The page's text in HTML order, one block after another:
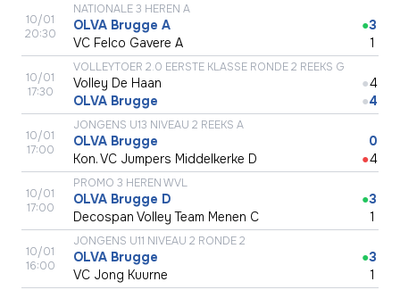
10/01
20:30
NATIONALE 3 HEREN A
OLVA Brugge A
VC Felco Gavere A
●3
1
10/01
17:30
VOLLEYTOER 2.0 EERSTE KLASSE RONDE 2 REEKS G
Volley De Haan
OLVA Brugge
●
●
4
4
10/01
17:00
JONGENS U13 NIVEAU 2 REEKS A
OLVA Brugge
Kon. VC Jumpers Middelkerke D
●
0
4
10/01
17:00
PROMO 3 HEREN WVL
OLVA Brugge D
Decospan Volley Team Menen C
●3
1
10/01
16:00
JONGENS U11 NIVEAU 2 RONDE 2
OLVA Brugge
VC Jong Kuurne
●3
1